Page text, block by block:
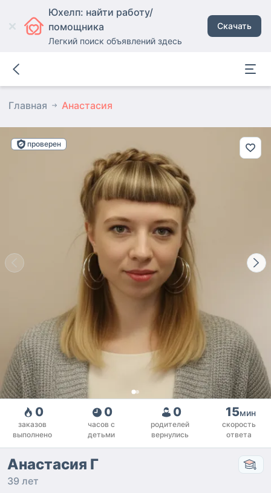
Юхелп: найти работу/
помощника
Легкий поиск объявлений здесь
Скачать
Главная Анастасия
проверен
0
заказов
выполнено
0
часов с
детьми
0
родителей
вернулись
15мин
скорость
ответа
Анастасия Г
39 лет